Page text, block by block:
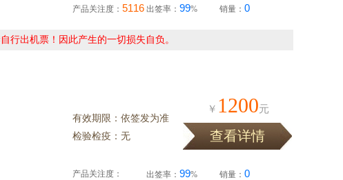
产品关注度：5116 出签率： 99% 销量：0
行出机票！因此产生的一切损失自负。
有效期限：依签发为准
检验检疫：无
￥ 1200元
查看详情
产品关注度： 出签率： 99% 销量：0